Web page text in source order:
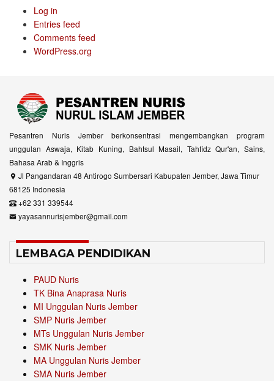
Log in
Entries feed
Comments feed
WordPress.org
Pesantren Nuris Jember berkonsentrasi mengembangkan program
unggulan Aswaja, Kitab Kuning, Bahtsul Masail, Tahfidz Qur'an, Sains,
Bahasa Arab & Inggris
Jl Pangandaran 48 Antirogo Sumbersari Kabupaten Jember, Jawa Timur
68125 Indonesia
+62 331 339544
yayasannurisjember@gmail.com
LEMBAGA PENDIDIKAN
PAUD Nuris
TK Bina Anaprasa Nuris
MI Unggulan Nuris Jember
SMP Nuris Jember
MTs Unggulan Nuris Jember
SMK Nuris Jember
MA Unggulan Nuris Jember
SMA Nuris Jember